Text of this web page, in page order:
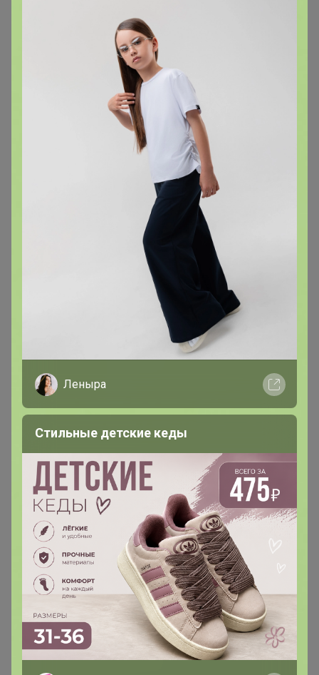
Добрый день! Доставка за пачку овсянки 80 рублей.
Так и должно быть?
В теме "⭐Рубашки в школу BROSTEM⭐ Брюки,
жилеты, ремни! ЕСТЬ БЕЗ РЯДОВ! Занимаем
размеры в рядах!!!! ПРИСТРОЙ!"
Скажите, пожалуйста, а классики нет для подростков?
Вижу только приталенные с длинным рукавом.
arieskm
Магистр
В теме "Cacava! Лучший шоколад премиального
качества!⚡ ЕСТЬ ПРОБНИКИ! ⚡ОТЗЫВЫ СУПЕР!"
23 апреля, 2024 16:56 1
Я бы в пробниках попробовала синий космос,
малиновый бамбл и черничные ночи.
Леныра
Стильные детские кеды